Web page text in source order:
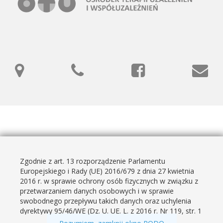
Przewiń
na
górę
strony
2017 Wszelkie Prawa Zastrzeżone /RODO/
Deklaracja dostępności
Zgodnie z art. 13 rozporządzenie Parlamentu
Europejskiego i Rady (UE) 2016/679 z dnia 27 kwietnia
2016 r. w sprawie ochrony osób fizycznych w związku z
przetwarzaniem danych osobowych i w sprawie
swobodnego przepływu takich danych oraz uchylenia
dyrektywy 95/46/WE (Dz. U. UE. L. z 2016 r. Nr 119, str. 1
z późn. zm.), zwanego dalej RODO, informujemy, że: